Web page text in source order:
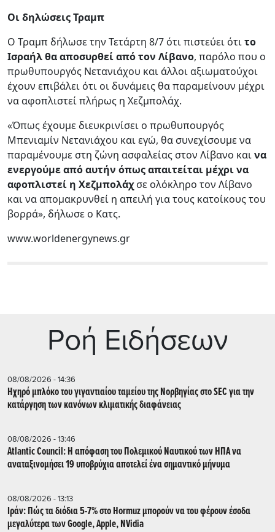
Οι δηλώσεις Τραμπ
Ο Τραμπ δήλωσε την Τετάρτη 8/7 ότι πιστεύει ότιτο
Ισραήλ θα αποσυρθεί από τον Λίβανο, παρόλο που ο
πρωθυπουργός Νετανιάχου και άλλοι αξιωματούχοι
έχουν επιβάλει ότι οι δυνάμεις θα παραμείνουν μέχρι
να αφοπλιστεί πλήρως η Χεζμπολάχ.
«Όπως έχουμε διευκρινίσει ο πρωθυπουργός
Μπενιαμίν Νετανιάχου και εγώ, θα συνεχίσουμε να
παραμένουμε στη ζώνη ασφαλείας στον Λίβανο καινα
ενεργούμε από αυτήν όπως απαιτείται μέχρι να
αφοπλιστεί η Χεζμπολάχσε ολόκληρο τον Λίβανο
και να απομακρυνθεί η απειλή για τους κατοίκους του
βορρά», δήλωσε ο Κατς.
www.worldenergynews.gr
Ρoή Ειδήσεων
08/08/2026 - 14:36
Ηχηρό μπλόκο του γιγαντιαίου ταμείου της Νορβηγίας στο SEC για την
κατάργηση των κανόνων κλιματικής διαφάνειας
08/08/2026 - 13:46
Atlantic Council: Η απόφαση του Πολεμικού Ναυτικού των ΗΠΑ να
αναταξινομήσει 19 υποβρύχια αποτελεί ένα σημαντικό μήνυμα
08/08/2026 - 13:13
Ιράν: Πώς τα διόδια 5-7% στο Hormuz μπορούν να του φέρουν έσοδα
μεγαλύτερα των Google, Apple, NVidia